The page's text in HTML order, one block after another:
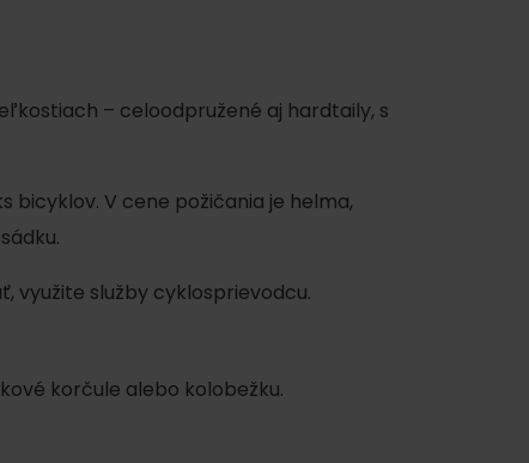
– celoodpružené aj hardtaily, s
bicyklov. V cene požičania je helma,
využite služby cyklosprievodcu.
korčule alebo kolobežku.